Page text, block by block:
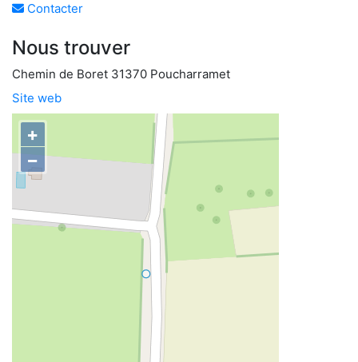
Contacter
Nous trouver
Chemin de Boret 31370 Poucharramet
Site web
+
−